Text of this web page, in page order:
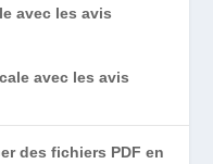
avec les avis
des fichiers PDF en